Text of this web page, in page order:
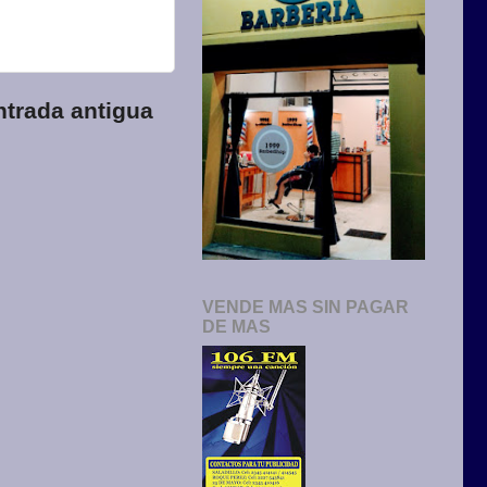
antigua
VENDE MAS SIN PAGAR
DE MAS